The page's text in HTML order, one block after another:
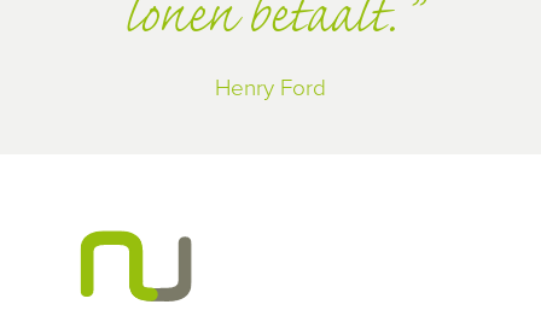
lonen betaalt.
Henry Ford